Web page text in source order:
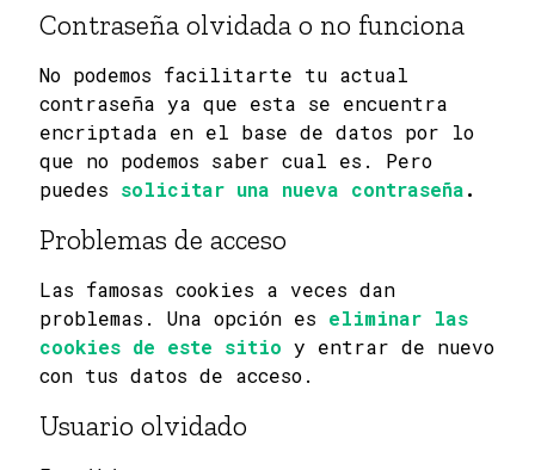
Contraseña olvidada o no funciona
No podemos facilitarte tu actual
contraseña ya que esta se encuentra
encriptada en el base de datos por lo
que no podemos saber cual es. Pero
puedes solicitar una nueva contraseña.
Problemas de acceso
Las famosas cookies a veces dan
problemas. Una opción es eliminar las
cookies de este sitio y entrar de nuevo
con tus datos de acceso.
Usuario olvidado